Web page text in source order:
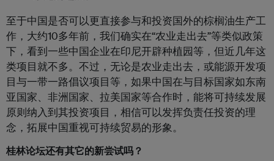
至于中国是否可以更直接参与和投资国外的棕榈油生产工
作，大约10多年前，我们确实在“农业走出去”等类似政策
下，看到一些中国企业在印尼开辟种植园等，但近几年这
类项目就不多。不过，无论是农业走出去，或能源开发项
目与一带一路倡议项目等，如果中国在与目标国家如东南
亚国家、非洲国家、拉美国家等合作时，能将可持续发展
原则纳入到其投资项目，相信可以发挥负责任投资的理
念，拓展中国重视可持续贸易的形象。
桂林论坛还有其它的新尝试吗？